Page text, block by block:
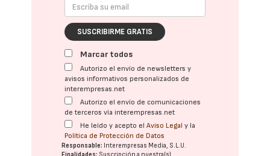
SUSCRIBIRME GRATIS
Marcar todos
Autorizo el envío de newsletters y
avisos informativos personalizados de
interempresas.net
Autorizo el envío de comunicaciones
de terceros vía interempresas.net
He leído y acepto elAviso Legal y la
Política de Protección de Datos
Responsable: Interempresas Media, S.L.U.